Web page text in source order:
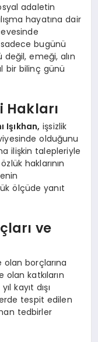
adaletin
hayatına dair
sadece bugünü
emeği, alın
bir bilinç günü
Hakları
Işıkhan, işsizlik
olduğunu
ilişkin talepleriyle
haklarının
ölçüde yanıt
ve
olan borçlarına
katkıların
kayıt dışı
tespit edilen
tedbirler